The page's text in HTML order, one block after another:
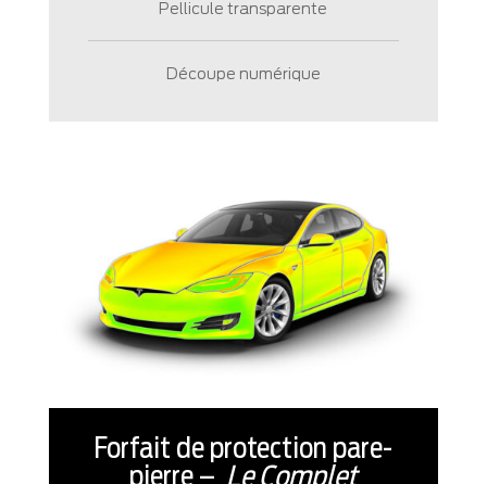
Pellicule transparente
Découpe numérique
Forfait de protection pare-
pierre – Le Complet